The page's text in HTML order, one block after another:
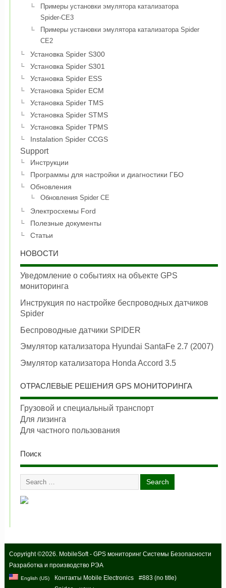
Примеры установки эмулятора катализатора
Spider-CE3
Примеры установки эмулятора катализатора Spider
CE2
Установка Spider S300
Установка Spider S301
Установка Spider ESS
Установка Spider ECM
Установка Spider TMS
Установка Spider STMS
Установка Spider TPMS
Instalation Spider CCGS
Support
Инструкции
Программы для настройки и диагностики ГБО
Обновления
Обновления Spider CE
Электросхемы Ford
Полезные документы
Статьи
НОВОСТИ
Уведомление о событиях на объекте GPS
мониторинга
Инструкция по настройке беспроводных датчиков
Spider
Беспроводные датчики SPIDER
Эмулятор катализатора Hyundai SantaFe 2.7 (2007)
Эмулятор катализатора Honda Accord 3.5
ОТРАСЛЕВЫЕ РЕШЕНИЯ GPS МОНИТОРИНГА
Грузовой и специальный транспорт
Для лизинга
Для частного пользования
Поиск
Copyright ©2026. MobileSoft - GPS мониторинг Системы Безопасности
Разработка и производство РЭА
English (US) Контакты Mobile Electronics
#883 (no title)